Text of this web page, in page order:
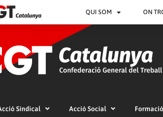
QUI SOM ON
Sindical Acció Social Formació